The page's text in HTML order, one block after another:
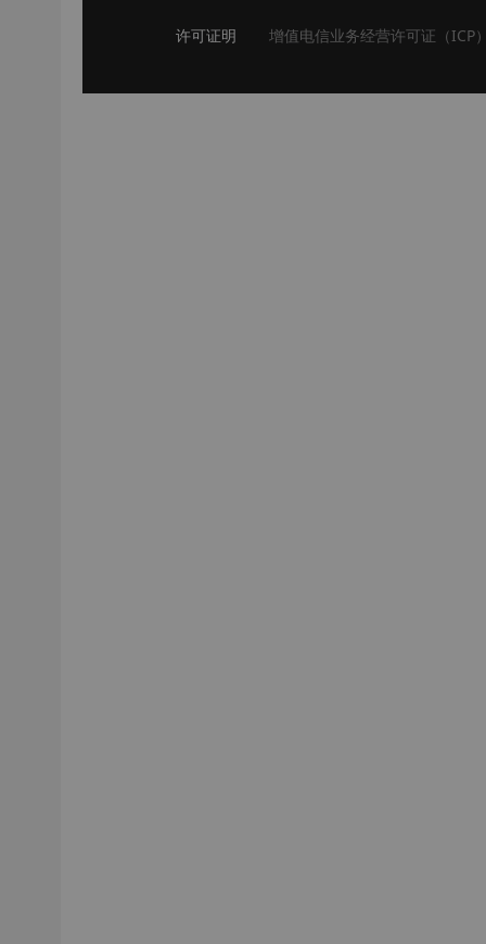
许可证明 增值电信业务经营许可证（ICP